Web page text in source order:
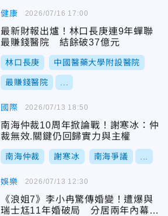
健康
最新財報出爐！林口長庚連9年蟬聯
最賺錢醫院 結餘破37億元
林口長庚 中國醫藥大學附設醫院
最賺錢醫院
2026/07/16 17:00
國際
南海仲裁10周年掀論戰！謝寒冰：仲
裁無效.關鍵仍回歸實力與主權
南海仲裁 謝寒冰 南海爭議
2026/07/13 18:50
娛樂
《浪姐7》李小冉驚傳婚變！遭爆與
瑞士尪11年婚破局 分居兩年內幕曝
2026/07/13 12:30